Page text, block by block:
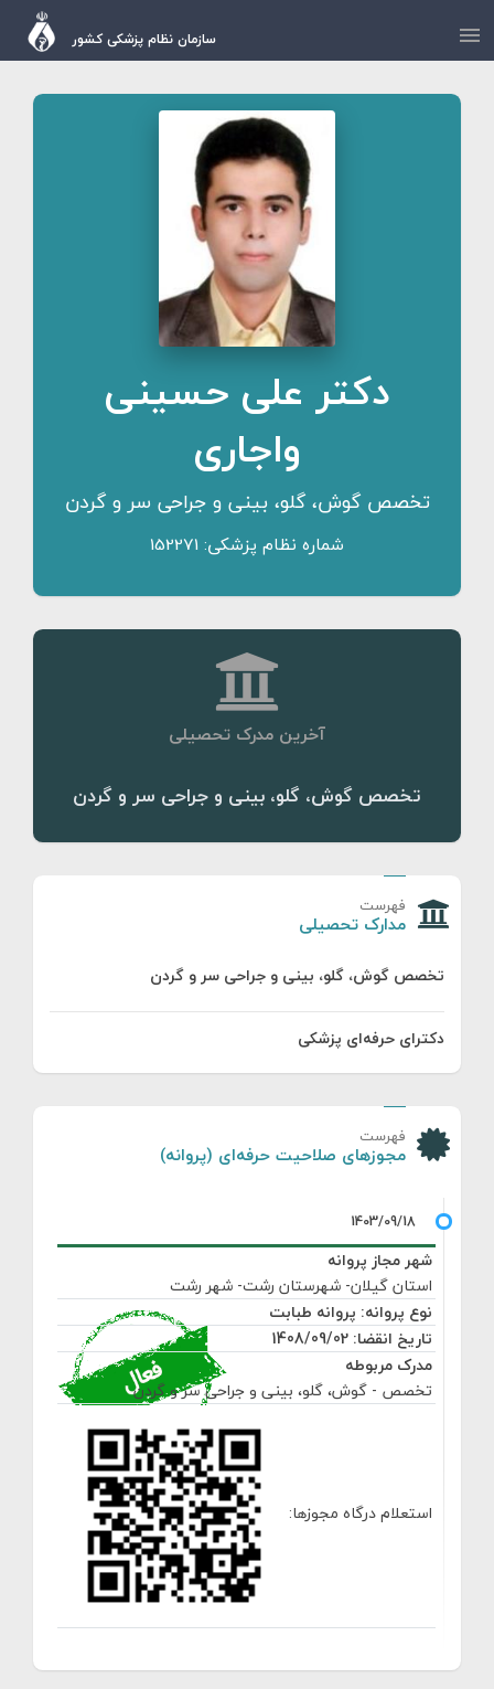
سازمان نظام پزشکی کشور
دکتر علی حسینی
واجاری
تخصص گوش، گلو، بینی و جراحی سر و گردن
شماره نظام پزشکی: 152271
آخرین مدرک تحصیلی
تخصص گوش، گلو، بینی و جراحی سر و گردن
فهرست
مدارک تحصیلی
تخصص گوش، گلو، بینی و جراحی سر و گردن
دکترای حرفه‌ای پزشکی
فهرست
مجوزهای صلاحیت حرفه‌ای (پروانه)
شهر مجاز پروانه
استان گیلان- شهرستان رشت- شهر رشت
نوع پروانه: پروانه طبابت
تاریخ انقضا: 1408/09/02
مدرک مربوطه
تخصص - گوش، گلو، بینی و جراحی سر و گردن
استعلام درگاه مجوزها: